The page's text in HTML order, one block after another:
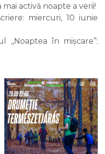
activă noapte a verii!
miercuri, 10 iunie
,,Noaptea în mișcare’’: